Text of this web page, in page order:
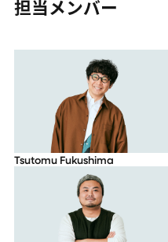
担当メンバー
Tsutomu Fukushima